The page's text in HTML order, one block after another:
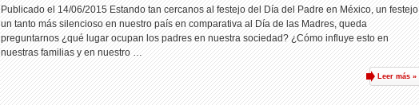
Publicado el 14/06/2015 Estando tan cercanos al festejo del Día del Padre en México, un festejo
un tanto más silencioso en nuestro país en comparativa al Día de las Madres, queda
preguntarnos ¿qué lugar ocupan los padres en nuestra sociedad? ¿Cómo influye esto en
nuestras familias y en nuestro …
Leer más »